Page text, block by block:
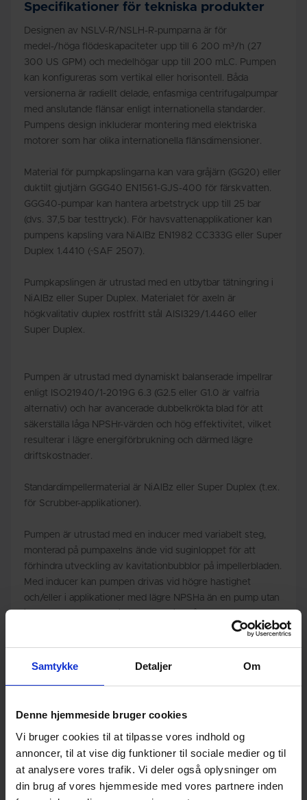
Samtykke Detaljer Om
Denne hjemmeside bruger cookies
Vi bruger cookies til at tilpasse vores indhold og
annoncer, til at vise dig funktioner til sociale medier og til
at analysere vores trafik. Vi deler også oplysninger om
din brug af vores hjemmeside med vores partnere inden
Specifikationer för tekniska produkter
Designen av NSLV-R/NSLH-R-pumparna är för
medel-/höga flödeskapaciteter upp till 6 200 m³/h (27
300 US GPM) och medelhögar upp till 200 mLC. Pumpen
kan konfigureras som vertikal eller horisontell. Båda
versionerna är radiellt delade, enfasmiga centrifugalpumpar
med anslutande flänsar enligt internationella standarder.
Pumpens design inkluderar montering med elektriska
motorer som har olika internationella flänsdimensioner.
Material för pumpkapslingarna kan vara gråjärn (GG20) eller
duktilt gjutjärn GGG40 EN1561-GJS-400 för färskvatten.
GGG40-pumpar kan hantera arbetstryck upp till 25 bar
(dvs. 37,5 bar testtryck). För havsvattenapplikationer kan
pumpens kapsling vara NiAlBz EN1982 CC333G eller Super
Duplex 1.4410 (~SAF 2507).
Pumpkapslingen är utrustad med en utbytbar tätningring i
NiAlBz eller Super Duplex. Materialet för axeln är
högkvalitativ duplex rostfritt stål AISI329/1.4460 eller
Super Duplex.
Pumpen är utrustad med dynamiskt balanserade impellrar
enligt ISO21940/1-2019G 6.3 (G2.5 eller G1.0 är valfria
alternativ) och har avancerade dubbelkrökta blad för att
säkerställa låga NPSHr-värden och hög effektivitet, vilket
resulterar i lägre energiförbrukning och därmed lägre
driftskostnader.
Standardimpellermaterial är NiAlBz eller Super Duplex (t.ex.
för Scrubber-applikationer).
Pumpen är utrustad med en inducer med variabelt steg,
monterad på pumpaxelns ände vid suginloppet för att
förhindra utveckling av kavitationbubblor på impellerbladen.
Med inducer kan pumpen drivas vid högre hastighet
och/eller i applikationer med lägre NPSHa än en pump utan
Den mekaniska axeltätningen är en enkelverkande,
Nominal diameter
(DN)
80 to 350